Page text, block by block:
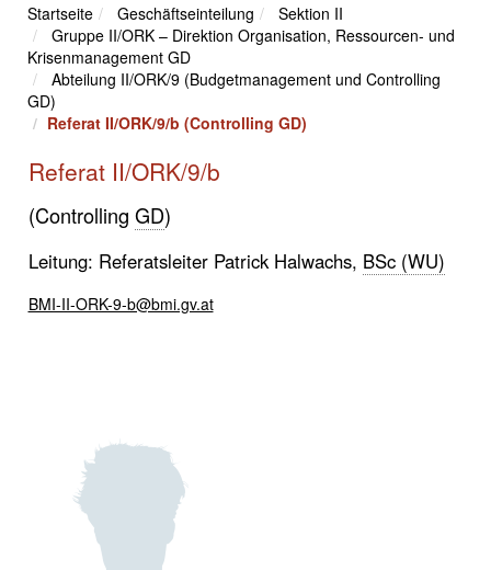
Startseite Geschäftseinteilung
Sektion II
Gruppe II/ORK – Direktion Organisation, Ressourcen- und
Krisenmanagement GD
Abteilung II/ORK/9 (Budgetmanagement und Controlling
GD)
Referat II/ORK/9/b (Controlling GD)
Referat II/ORK/9/b
(Controlling GD)
Leitung: Referatsleiter Patrick Halwachs, BSc (WU)
BMI-II-ORK-9-b@bmi.gv.at